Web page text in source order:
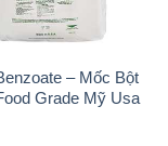
– Mốc Bột
Grade Mỹ Usa